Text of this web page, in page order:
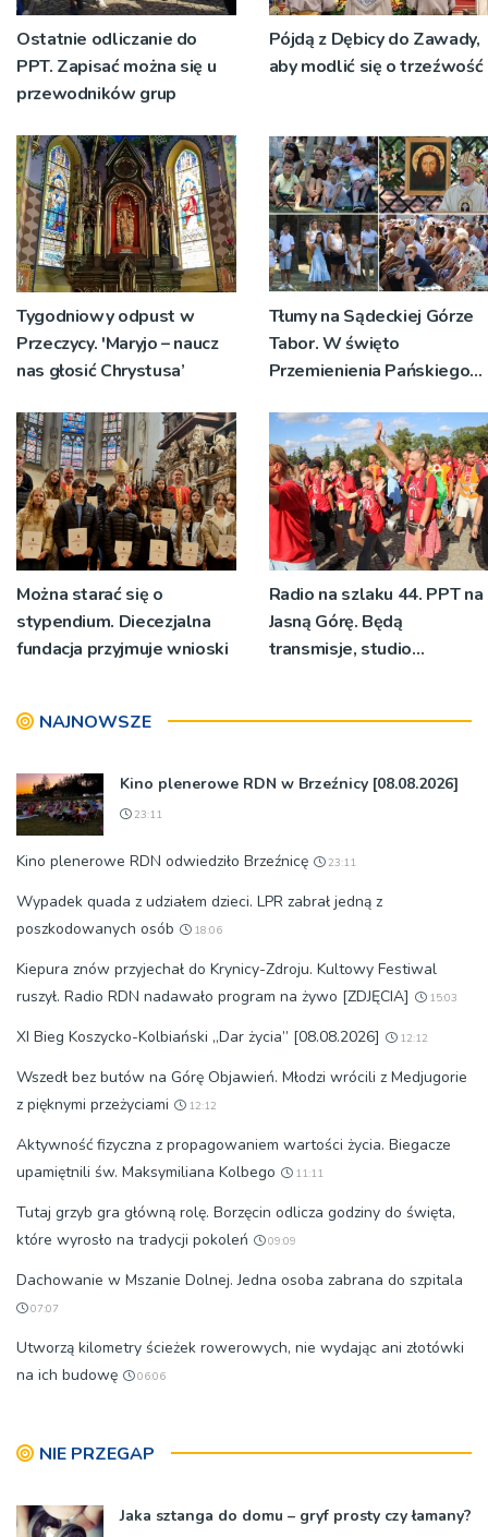
Ostatnie odliczanie do
PPT. Zapisać można się u
przewodników grup
Pójdą z Dębicy do Zawady,
aby modlić się o trzeźwość
Tygodniowy odpust w
Przeczycy. 'Maryjo – naucz
nas głosić Chrystusa’
Tłumy na Sądeckiej Górze
Tabor. W święto
Przemienienia Pańskiego
znaczeniu Sakramentów
[ZDJĘCIA]
Można starać się o
stypendium. Diecezjalna
fundacja przyjmuje wnioski
Radio na szlaku 44. PPT na
Jasną Górę. Będą
transmisje, studio
NAJNOWSZE
Kino plenerowe RDN w Brzeźnicy [08.08.2026]
23:11
Kino plenerowe RDN odwiedziło Brzeźnicę 23:11
Wypadek quada z udziałem dzieci. LPR zabrał jedną z
poszkodowanych osób
18:06
Kiepura znów przyjechał do Krynicy-Zdroju. Kultowy Festiwal
ruszył. Radio RDN nadawało program na żywo [ZDJĘCIA]
15:03
XI Bieg Koszycko-Kolbiański „Dar życia” [08.08.2026] 12:12
Wszedł bez butów na Górę Objawień. Młodzi wrócili z Medjugorie
z pięknymi przeżyciami
12:12
Aktywność fizyczna z propagowaniem wartości życia. Biegacze
upamiętnili św. Maksymiliana Kolbego
11:11
Tutaj grzyb gra główną rolę. Borzęcin odlicza godziny do święta,
które wyrosło na tradycji pokoleń
09:09
Dachowanie w Mszanie Dolnej. Jedna osoba zabrana do szpitala
07:07
Utworzą kilometry ścieżek rowerowych, nie wydając ani złotówki
na ich budowę
06:06
NIE PRZEGAP
Jaka sztanga do domu – gryf prosty czy łamany?